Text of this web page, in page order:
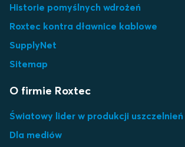
Historie pomyślnych wdrożeń
Roxtec kontra dławnice kablowe
SupplyNet
Sitemap
O firmie Roxtec
Światowy lider w produkcji uszczelnień
Dla mediów